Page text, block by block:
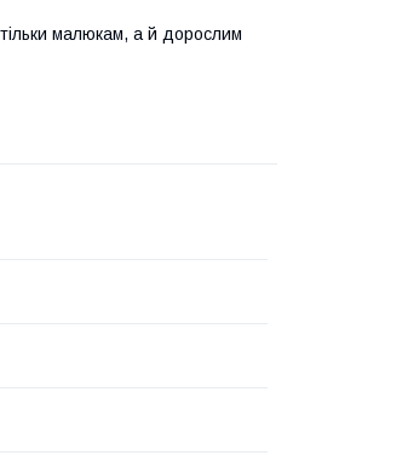
малюкам, а й дорослим